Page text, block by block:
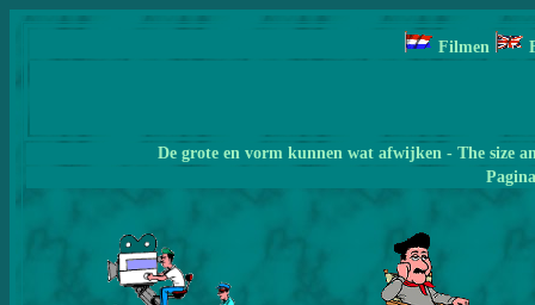
Filmen
De grote en vorm kunnen wat afwijken - The size